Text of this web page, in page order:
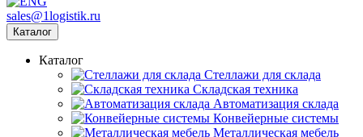
sales@1logistik.ru
Каталог
Каталог
Cтеллажи для склада
Складская техника
Автоматизация склада
Конвейерные системы
Металлическая мебель